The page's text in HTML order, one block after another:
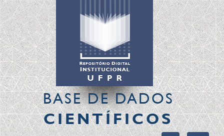
BASE DE DADOS
CIENTÍFICOS